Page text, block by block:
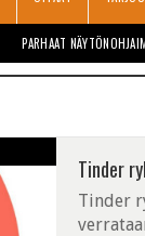
PARHAAT
Tinder
Tinder